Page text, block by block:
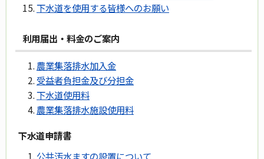
下水道を使用する皆様へのお願い
利用届出・料金のご案内
農業集落排水加入金
受益者負担金及び分担金
下水道使用料
農業集落排水施設使用料
下水道申請書
公共汚水ますの設置について